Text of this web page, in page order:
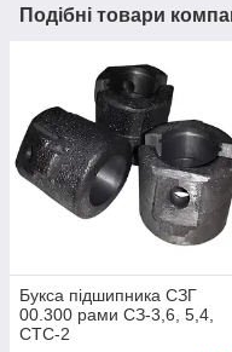
Подібні товари
Букса підшипника СЗГ
00.300 рами СЗ-3,6, 5,4,
СТС-2